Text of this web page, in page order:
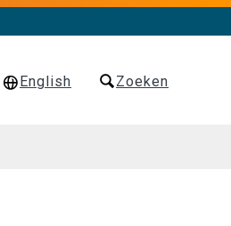
English Zoeken